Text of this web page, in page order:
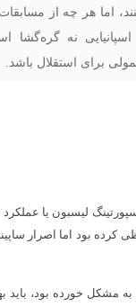
اما هر چه از
اسپانیایی نه گره‌گشا
برای استقلال باشد.
لیسبون یا
بود اما اصرار
مشکل خورده بود، باید